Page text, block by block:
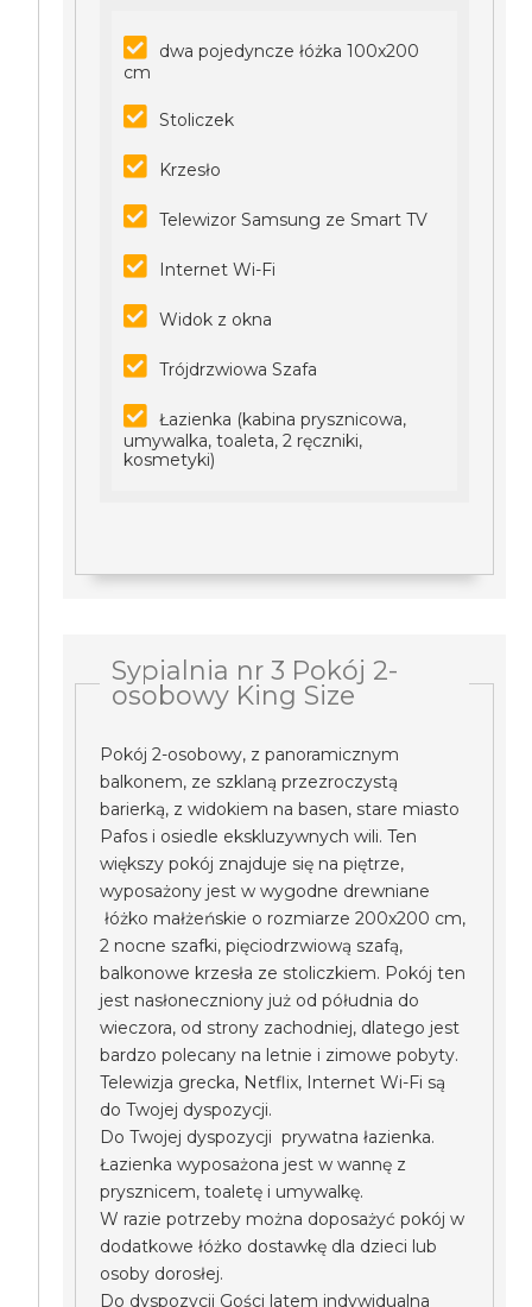
dwa pojedyncze łóżka 100x200
cm
Stoliczek
Krzesło
Telewizor Samsung ze Smart TV
Internet Wi-Fi
Widok z okna
Trójdrzwiowa Szafa
Łazienka (kabina prysznicowa,
umywalka, toaleta, 2 ręczniki,
kosmetyki)
Sypialnia nr 3 Pokój 2-
osobowy King Size
Pokój 2-osobowy, z panoramicznym
balkonem, ze szklaną przezroczystą
barierką, z widokiem na basen, stare miasto
Pafos i osiedle ekskluzywnych wili. Ten
większy pokój znajduje się na piętrze,
wyposażony jest w wygodne drewniane
łóżko małżeńskie o rozmiarze 200x200 cm,
2 nocne szafki, pięciodrzwiową szafą,
balkonowe krzesła ze stoliczkiem. Pokój ten
jest nasłoneczniony już od półudnia do
wieczora, od strony zachodniej, dlatego jest
bardzo polecany na letnie i zimowe pobyty.
Telewizja grecka, Netflix, Internet Wi-Fi są
do Twojej dyspozycji.
Do Twojej dyspozycji prywatna łazienka.
Łazienka wyposażona jest w wannę z
prysznicem, toaletę i umywalkę.
W razie potrzeby można doposażyć pokój w
dodatkowe łóżko dostawkę dla dzieci lub
osoby dorosłej.
Do dyspozycji Gości latem indywidualna